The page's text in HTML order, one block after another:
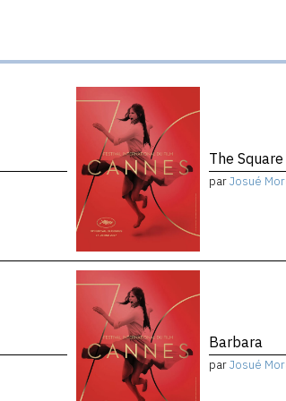
The Square
parJosué
Barbara
parJosué